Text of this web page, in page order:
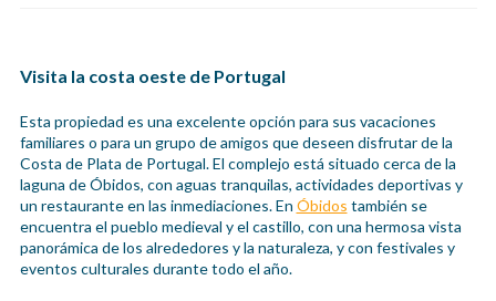
Visita la costa oeste de Portugal
Esta propiedad es una excelente opción para sus vacaciones
familiares o para un grupo de amigos que deseen disfrutar de la
Costa de Plata de Portugal. El complejo está situado cerca de la
laguna de Óbidos, con aguas tranquilas, actividades deportivas y
un restaurante en las inmediaciones. En Óbidos también se
encuentra el pueblo medieval y el castillo, con una hermosa vista
panorámica de los alrededores y la naturaleza, y con festivales y
eventos culturales durante todo el año.